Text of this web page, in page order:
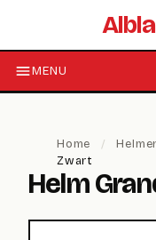
MENU
Home /
Zwart
Helm